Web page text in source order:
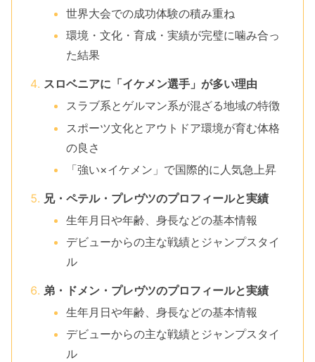
世界大会での成功体験の積み重ね
環境・文化・育成・実績が完璧に噛み合っ
た結果
スロベニアに「イケメン選手」が多い理由
スラブ系とゲルマン系が混ざる地域の特徴
スポーツ文化とアウトドア環境が育む体格
の良さ
「強い×イケメン」で国際的に人気急上昇
兄・ペテル・プレヴツのプロフィールと実績
生年月日や年齢、身長などの基本情報
デビューからの主な戦績とジャンプスタイ
ル
弟・ドメン・プレヴツのプロフィールと実績
生年月日や年齢、身長などの基本情報
デビューからの主な戦績とジャンプスタイ
ル